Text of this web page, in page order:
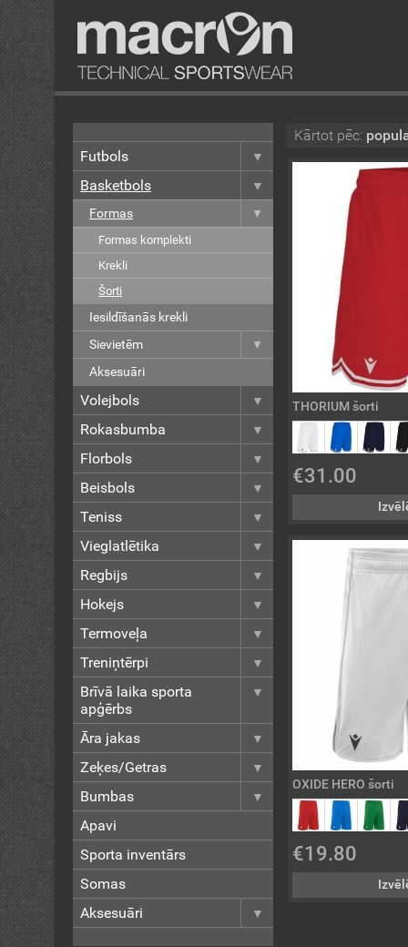
Futbols
Basketbols
Formas
Formas komplekti
Krekli
Šorti
Iesildīšanās krekli
Sievietēm
Aksesuāri
Volejbols
Rokasbumba
Florbols
Beisbols
Teniss
Vieglatlētika
Regbijs
Hokejs
Termoveļa
Treniņtērpi
Brīvā laika sporta
apģērbs
Āra jakas
Zeķes/Getras
Bumbas
Apavi
Sporta inventārs
Somas
Aksesuāri
Kārtot pēc:
THORIUM šorti
€31.00
OXIDE HERO šorti
€19.80